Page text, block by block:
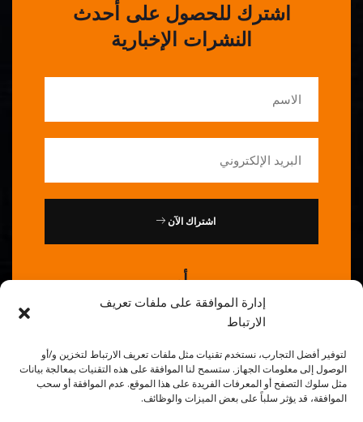
إدارة الموافقة على ملفات تعريف
الارتباط
لتوفير أفضل التجارب، نستخدم تقنيات مثل ملفات تعريف الارتباط لتخزين و/أو
الوصول إلى معلومات الجهاز. ستسمح لنا الموافقة على هذه التقنيات بمعالجة بيانات
مثل سلوك التصفح أو المعرفات الفريدة على هذا الموقع. عدم الموافقة أو سحب
الموافقة، قد يؤثر سلباً على بعض الميزات والوظائف.
اشترك للحصول على أحدث
النشرات الإخبارية
اشتراك الآن
أو
اتصل بنا : 0086-20-84739585